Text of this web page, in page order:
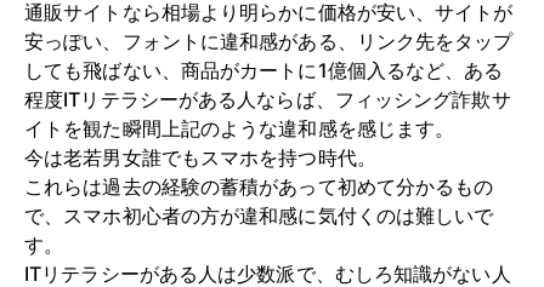
通販サイトなら相場より明らかに価格が安い、サイトが
安っぽい、フォントに違和感がある、リンク先をタップ
しても飛ばない、商品がカートに1億個入るなど、ある
程度ITリテラシーがある人ならば、フィッシング詐欺サ
イトを観た瞬間上記のような違和感を感じます。
今は老若男女誰でもスマホを持つ時代。
これらは過去の経験の蓄積があって初めて分かるもの
で、スマホ初心者の方が違和感に気付くのは難しいで
す。
ITリテラシーがある人は少数派で、むしろ知識がない人